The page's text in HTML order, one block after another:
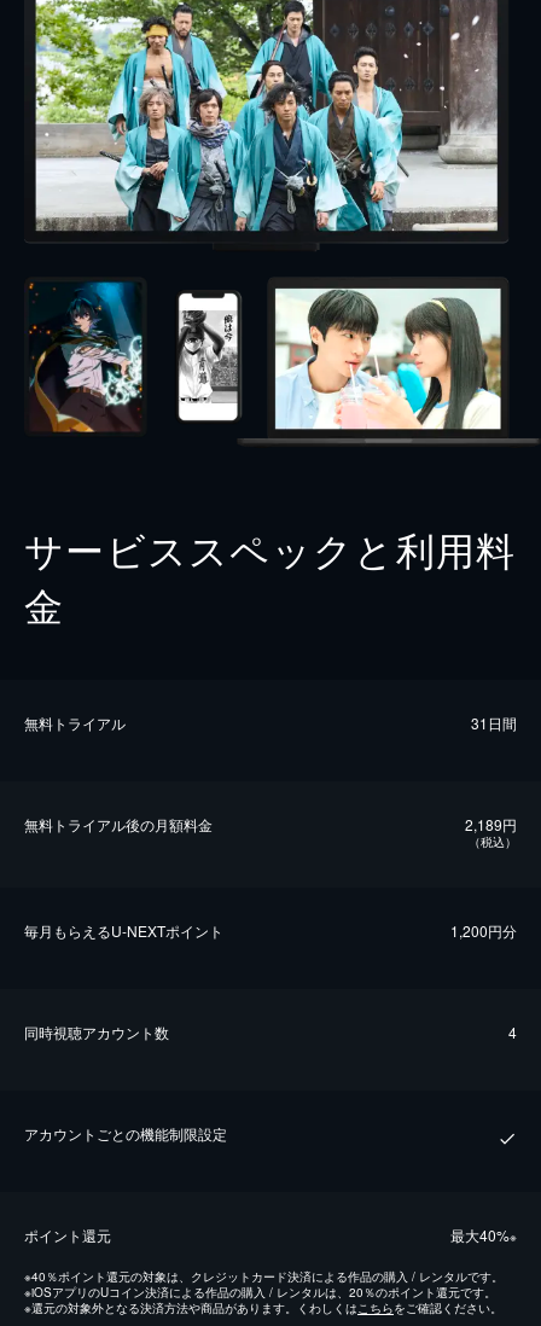
サービススペックと利用料
金
無料トライアル 31日間
無料トライアル後の⽉額料金 2,189円
（税込）
毎⽉もらえるU-NEXTポイント 1,200円分
同時視聴アカウント数 4
アカウントごとの機能制限設定
ポイント還元 最⼤40%※
※40％ポイント還元の対象は、クレジットカード決済による作品の購入 / レンタルです。
※iOSアプリのUコイン決済による作品の購入 / レンタルは、20％のポイント還元です。
※還元の対象外となる決済方法や商品があります。くわしくはこちらをご確認ください。